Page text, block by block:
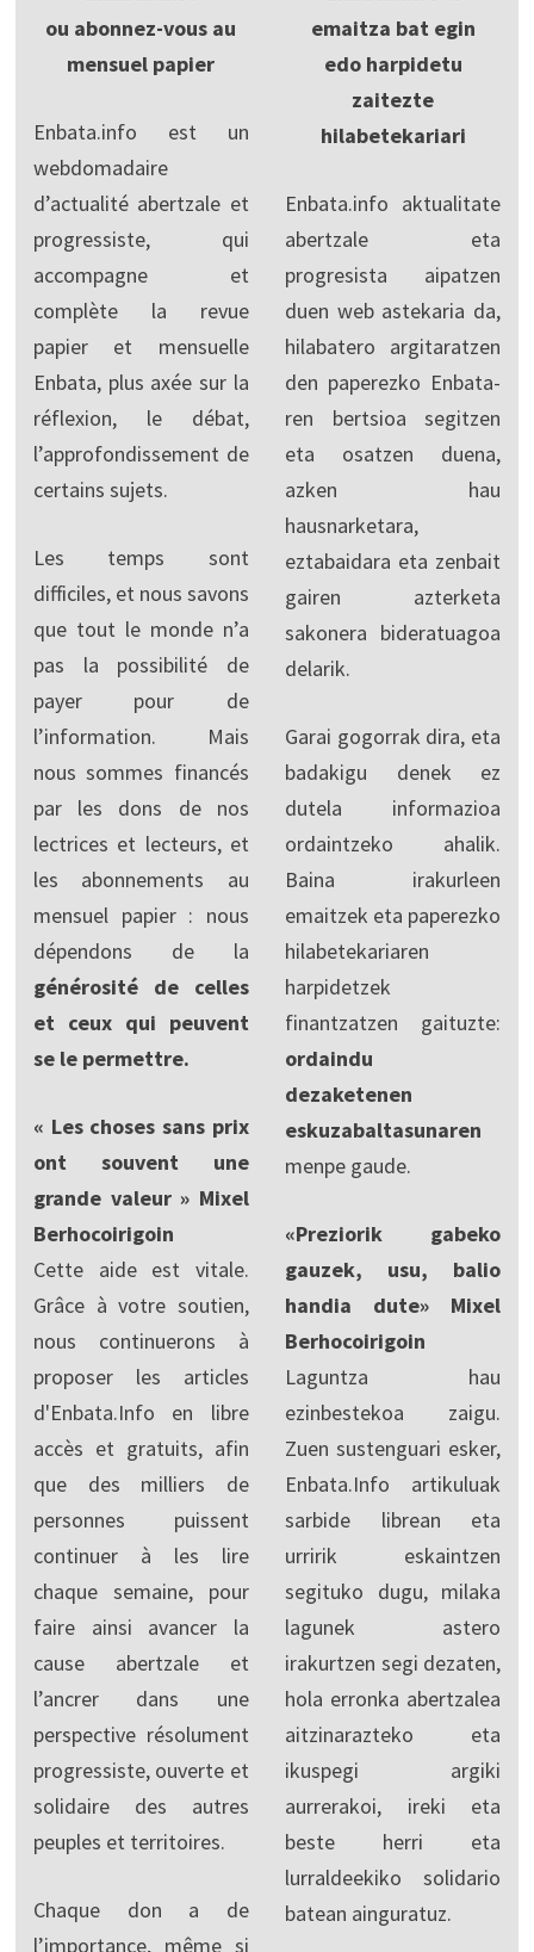
ou abonnez-vous au
mensuel papier
Enbata.info est un
webdomadaire
d’actualité abertzale et
progressiste, qui
accompagne et
complète la revue
papier et mensuelle
Enbata, plus axée sur la
réflexion, le débat,
l’approfondissement de
certains sujets.
Les temps sont
difficiles, et nous savons
que tout le monde n’a
pas la possibilité de
payer pour de
l’information. Mais
nous sommes financés
par les dons de nos
lectrices et lecteurs, et
les abonnements au
mensuel papier : nous
dépendons de la
générosité de celles
et ceux qui peuvent
se le permettre.
« Les choses sans prix
ont souvent une
grande valeur » Mixel
Berhocoirigoin
Cette aide est vitale.
Grâce à votre soutien,
nous continuerons à
proposer les articles
d'Enbata.Info en libre
accès et gratuits, afin
que des milliers de
personnes puissent
continuer à les lire
chaque semaine, pour
faire ainsi avancer la
cause abertzale et
l’ancrer dans une
perspective résolument
progressiste, ouverte et
solidaire des autres
peuples et territoires.
Chaque don a de
l’importance, même si
emaitza bat egin
edo harpidetu
zaitezte
hilabetekariari
Enbata.info aktualitate
abertzale eta
progresista aipatzen
duen web astekaria da,
hilabatero argitaratzen
den paperezko Enbata-
ren bertsioa segitzen
eta osatzen duena,
azken hau
hausnarketara,
eztabaidara eta zenbait
gairen azterketa
sakonera bideratuagoa
delarik.
Garai gogorrak dira, eta
badakigu denek ez
dutela informazioa
ordaintzeko ahalik.
Baina irakurleen
emaitzek eta paperezko
hilabetekariaren
harpidetzek
finantzatzen gaituzte:
ordaindu
dezaketenen
eskuzabaltasunaren
menpe gaude.
«Preziorik gabeko
gauzek, usu, balio
handia dute» Mixel
Berhocoirigoin
Laguntza hau
ezinbestekoa zaigu.
Zuen sustenguari esker,
Enbata.Info artikuluak
sarbide librean eta
urririk eskaintzen
segituko dugu, milaka
lagunek astero
irakurtzen segi dezaten,
hola erronka abertzalea
aitzinarazteko eta
ikuspegi argiki
aurrerakoi, ireki eta
beste herri eta
lurraldeekiko solidario
batean ainguratuz.